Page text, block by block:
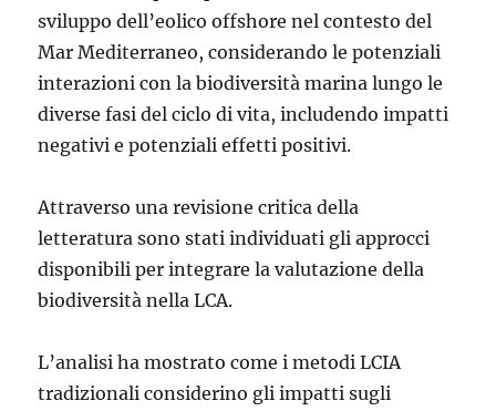
sviluppo dell’eolico offshore nel contesto del
Mar Mediterraneo, considerando le potenziali
interazioni con la biodiversità marina lungo le
diverse fasi del ciclo di vita, includendo impatti
negativi e potenziali effetti positivi.
Attraverso una revisione critica della
letteratura sono stati individuati gli approcci
disponibili per integrare la valutazione della
biodiversità nella LCA.
L’analisi ha mostrato come i metodi LCIA
tradizionali considerino gli impatti sugli